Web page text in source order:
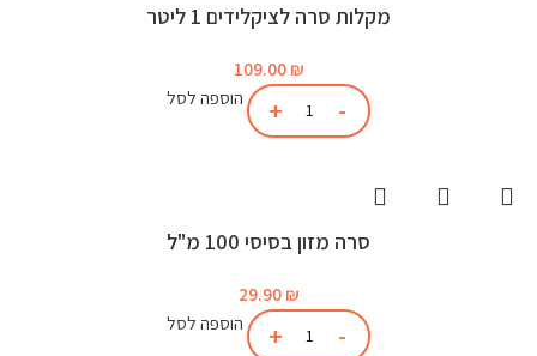
מקלות סרה לציקלידים 1 ליטר
109.00 ₪
הוספה לסל
סרה מזון בסיסי 100 מ"ל
29.90 ₪
הוספה לסל